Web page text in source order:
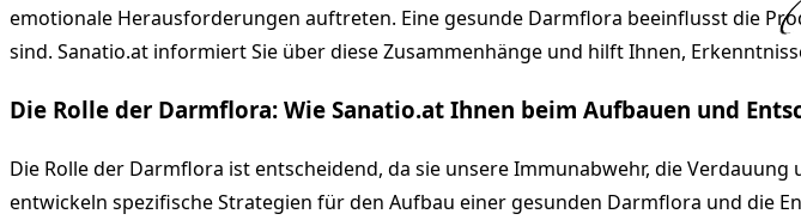
emotionale Herausforderungen auftreten. Eine gesunde Darmflora beeinflusst die
sind. Sanatio.at informiert Sie über diese Zusammenhänge und hilft Ihnen,
Die Rolle der Darmflora: Wie Sanatio.at Ihnen beim Aufbauen und
Die Rolle der Darmflora ist entscheidend, da sie unsere Immunabwehr, die
entwickeln spezifische Strategien für den Aufbau einer gesunden Darmflora und die